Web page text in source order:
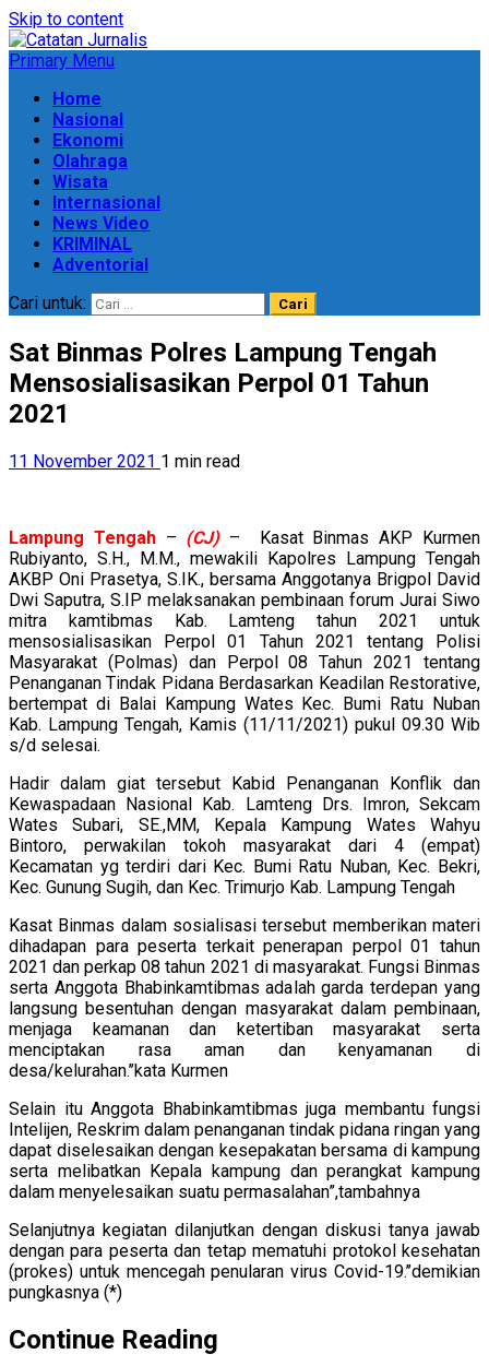
Skip to content
Primary Menu
Home
Nasional
Ekonomi
Olahraga
Wisata
Internasional
News Video
KRIMINAL
Adventorial
Cari untuk:
Sat Binmas Polres Lampung Tengah
Mensosialisasikan Perpol 01 Tahun
2021
11 November 2021 1 min read
Lampung Tengah– (CJ)– Kasat Binmas AKP Kurmen
Rubiyanto, S.H., M.M., mewakili Kapolres Lampung Tengah
AKBP Oni Prasetya, S.IK., bersama Anggotanya Brigpol David
Dwi Saputra, S.IP melaksanakan pembinaan forum Jurai Siwo
mitra kamtibmas Kab. Lamteng tahun 2021 untuk
mensosialisasikan Perpol 01 Tahun 2021 tentang Polisi
Masyarakat (Polmas) dan Perpol 08 Tahun 2021 tentang
Penanganan Tindak Pidana Berdasarkan Keadilan Restorative,
bertempat di Balai Kampung Wates Kec. Bumi Ratu Nuban
Kab. Lampung Tengah, Kamis (11/11/2021) pukul 09.30 Wib
s/d selesai.
Hadir dalam giat tersebut Kabid Penanganan Konflik dan
Kewaspadaan Nasional Kab. Lamteng Drs. Imron, Sekcam
Wates Subari, SE.,MM, Kepala Kampung Wates Wahyu
Bintoro, perwakilan tokoh masyarakat dari 4 (empat)
Kecamatan yg terdiri dari Kec. Bumi Ratu Nuban, Kec. Bekri,
Kec. Gunung Sugih, dan Kec. Trimurjo Kab. Lampung Tengah
Kasat Binmas dalam sosialisasi tersebut memberikan materi
dihadapan para peserta terkait penerapan perpol 01 tahun
2021 dan perkap 08 tahun 2021 di masyarakat. Fungsi Binmas
serta Anggota Bhabinkamtibmas adalah garda terdepan yang
langsung besentuhan dengan masyarakat dalam pembinaan,
menjaga keamanan dan ketertiban masyarakat serta
menciptakan rasa aman dan kenyamanan di
desa/kelurahan.’’kata Kurmen
Selain itu Anggota Bhabinkamtibmas juga membantu fungsi
Intelijen, Reskrim dalam penanganan tindak pidana ringan yang
dapat diselesaikan dengan kesepakatan bersama di kampung
serta melibatkan Kepala kampung dan perangkat kampung
dalam menyelesaikan suatu permasalahan”,tambahnya
Selanjutnya kegiatan dilanjutkan dengan diskusi tanya jawab
dengan para peserta dan tetap mematuhi protokol kesehatan
(prokes) untuk mencegah penularan virus Covid-19.’’demikian
pungkasnya (*)
Continue Reading